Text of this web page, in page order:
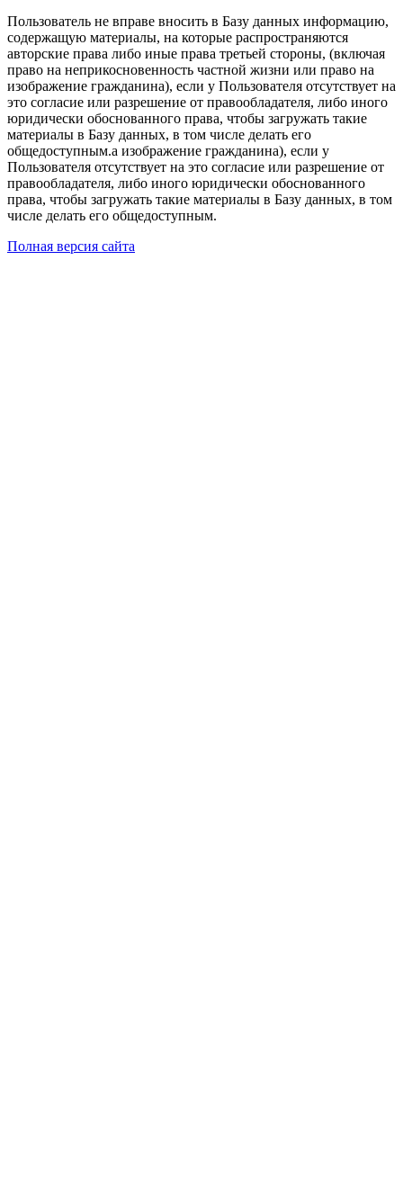
Пользователь не вправе вносить в Базу данных информацию,
содержащую материалы, на которые распространяются
авторские права либо иные права третьей стороны, (включая
право на неприкосновенность частной жизни или право на
изображение гражданина), если у Пользователя отсутствует на
это согласие или разрешение от правообладателя, либо иного
юридически обоснованного права, чтобы загружать такие
материалы в Базу данных, в том числе делать его
общедоступным.а изображение гражданина), если у
Пользователя отсутствует на это согласие или разрешение от
правообладателя, либо иного юридически обоснованного
права, чтобы загружать такие материалы в Базу данных, в том
числе делать его общедоступным.
Полная версия сайта